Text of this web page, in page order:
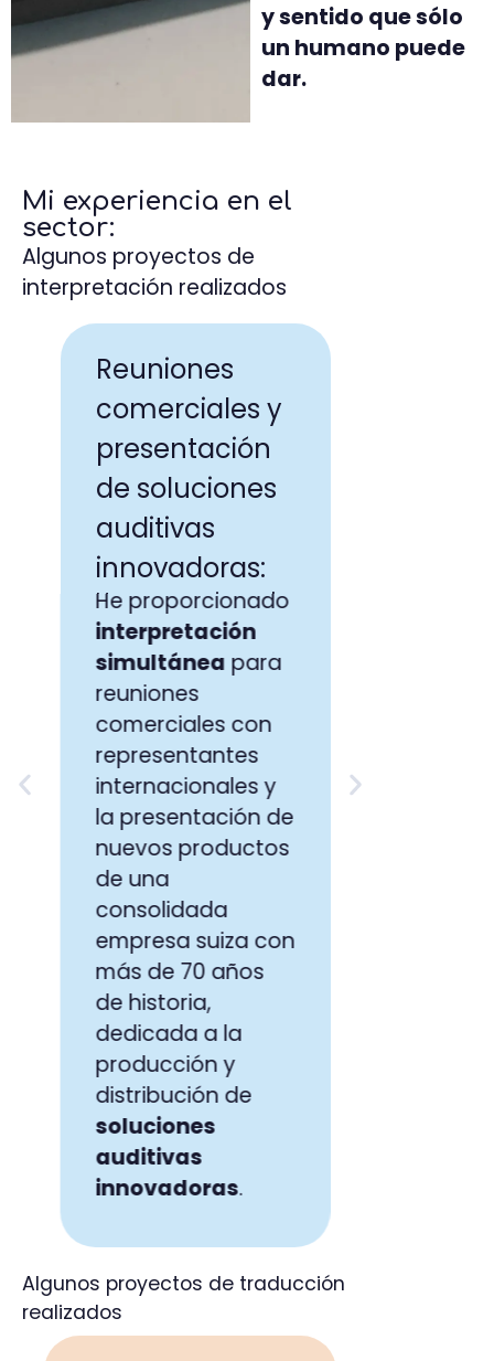
y sentido que sólo
un humano puede
dar.
Mi experiencia en el
sector:
Algunos proyectos de
interpretación realizados
Reuniones
comerciales y
presentación
de soluciones
auditivas
innovadoras:
He proporcionado
interpretación
simultáneapara
reuniones
comerciales con
representantes
internacionales y
la presentación de
nuevos productos
de una
consolidada
empresa suiza con
más de 70 años
de historia,
dedicada a la
producción y
distribución de
soluciones
auditivas
innovadoras.
Algunos proyectos de traducción
realizados